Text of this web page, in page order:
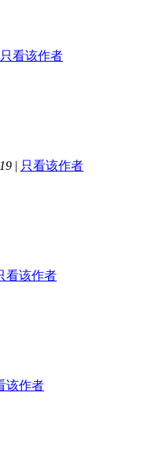
只看该作者
| 只看该作者
看该作者
该作者